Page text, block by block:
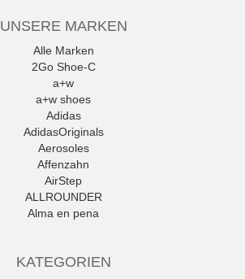
UNSERE MARKEN
Alle Marken
2Go Shoe-C
a+w
a+w shoes
Adidas
AdidasOriginals
Aerosoles
Affenzahn
AirStep
ALLROUNDER
Alma en pena
Amani
KATEGORIEN